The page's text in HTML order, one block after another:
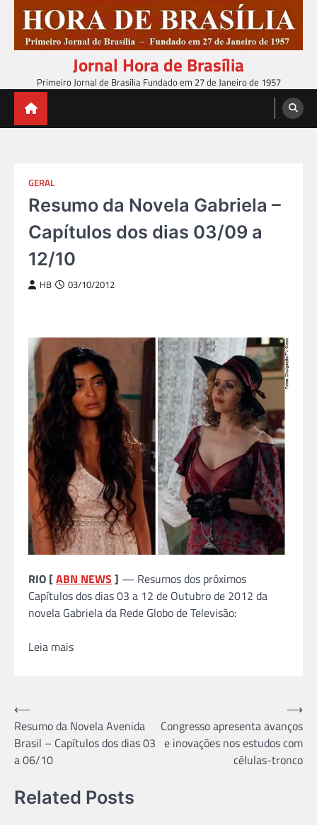
content
Jornal Hora de Brasília
Primeiro Jornal de Brasília Fundado em 27 de Janeiro de 1957
GERAL
Resumo da Novela Gabriela –
Capítulos dos dias 03/09 a
12/10
HB 03/10/2012
RIO [ABN NEWS ] — Resumos dos próximos
Capítulos dos dias 03 a 12 de Outubro de 2012 da
novela Gabriela da Rede Globo de Televisão:
Leia mais
Navegação
de
Post
⟵
Resumo da Novela Avenida
Brasil – Capítulos dos dias 03
a 06/10
Congresso apresenta avanços
e inovações nos estudos com
células-tronco
⟶
Related Posts